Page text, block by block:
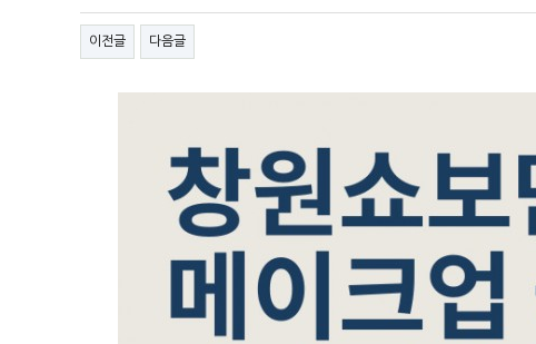
이전글 다음글